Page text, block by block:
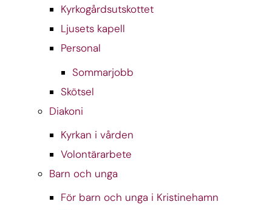
Kyrkogårdsutskottet
Ljusets kapell
Personal
Sommarjobb
Skötsel
Diakoni
Kyrkan i vården
Volontärarbete
Barn och unga
För barn och unga i Kristinehamn